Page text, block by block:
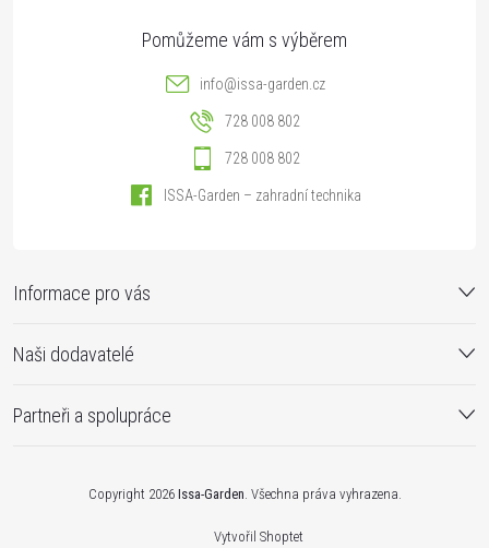
Informace pro vás
info@issa-garden.cz
728 008 802
728 008 802
ISSA-Garden – zahradní technika
Naši dodavatelé
Partneři a spolupráce
Vytvořil Shoptet
Copyright 2026 Issa-Garden . Všechna práva vyhrazena.